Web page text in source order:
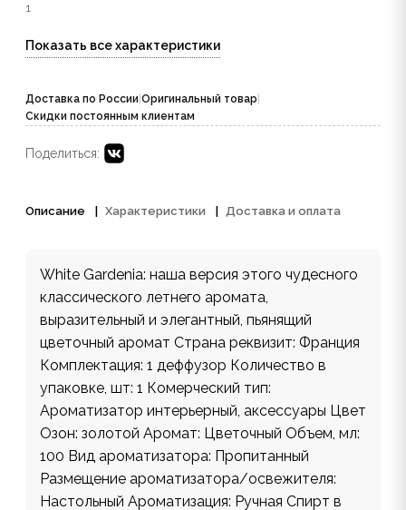
1
Показать все характеристики
Доставка по России Оригинальный товар
Скидки постоянным клиентам
Поделиться:
Описание Характеристики Доставка и оплата
White Gardenia: наша версия этого чудесного
классического летнего аромата,
выразительный и элегантный, пьянящий
цветочный аромат Страна реквизит: Франция
Комплектация: 1 деффузор Количество в
упаковке, шт: 1 Комерческий тип:
Ароматизатор интерьерный, аксессуары Цвет
Озон: золотой Аромат: Цветочный Объем, мл:
100 Вид ароматизатора: Пропитанный
Размещение ароматизатора/освежителя:
Настольный Ароматизация: Ручная Спирт в